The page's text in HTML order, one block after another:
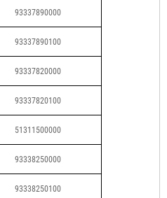
93337890000
93337890100
93337820000
93337820100
51311500000
93338250000
93338250100